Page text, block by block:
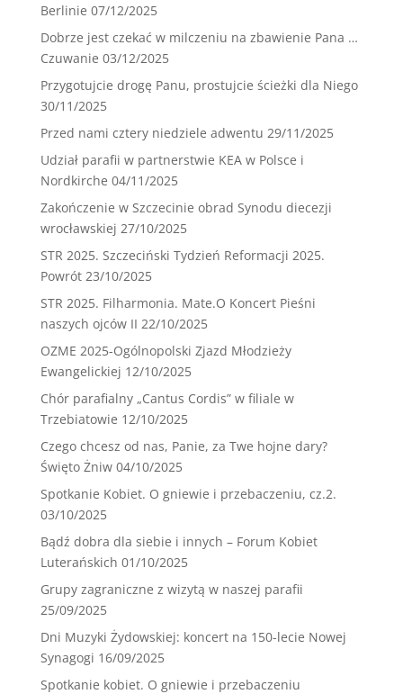
Berlinie 07/12/2025
Dobrze jest czekać w milczeniu na zbawienie Pana …
Czuwanie 03/12/2025
Przygotujcie drogę Panu, prostujcie ścieżki dla Niego
30/11/2025
Przed nami cztery niedziele adwentu 29/11/2025
Udział parafii w partnerstwie KEA w Polsce i
Nordkirche 04/11/2025
Zakończenie w Szczecinie obrad Synodu diecezji
wrocławskiej 27/10/2025
STR 2025. Szczeciński Tydzień Reformacji 2025.
Powrót 23/10/2025
STR 2025. Filharmonia. Mate.O Koncert Pieśni
naszych ojców II 22/10/2025
OZME 2025-Ogólnopolski Zjazd Młodzieży
Ewangelickiej 12/10/2025
Chór parafialny „Cantus Cordis” w filiale w
Trzebiatowie 12/10/2025
Czego chcesz od nas, Panie, za Twe hojne dary?
Święto Żniw 04/10/2025
Spotkanie Kobiet. O gniewie i przebaczeniu, cz.2.
03/10/2025
Bądź dobra dla siebie i innych – Forum Kobiet
Luterańskich 01/10/2025
Grupy zagraniczne z wizytą w naszej parafii
25/09/2025
Dni Muzyki Żydowskiej: koncert na 150-lecie Nowej
Synagogi 16/09/2025
Spotkanie kobiet. O gniewie i przebaczeniu